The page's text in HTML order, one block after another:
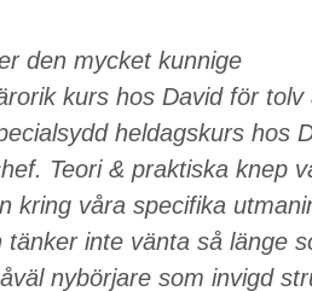
den myck­et kun­nige
kurs hos David för tolv
heldagskurs hos
Teori & prak­tiska knep
kring våra speci­fi­ka
inte vän­ta så länge
nybör­jare som invigd